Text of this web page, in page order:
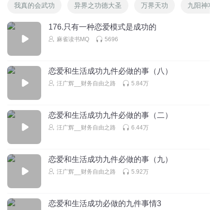
我真的会武功 异界之功德大圣 万界天功 九阳神功
176.只有一种恋爱模式是成功的
麻雀读书MQ 5696
恋爱和生活成功九件必做的事（八）
汪广辉__财务自由之路 5.84万
恋爱和生活成功九件必做的事（二）
汪广辉__财务自由之路 6.44万
恋爱和生活成功九件必做的事（九）
汪广辉__财务自由之路 5.92万
恋爱和生活成功必做的九件事情3